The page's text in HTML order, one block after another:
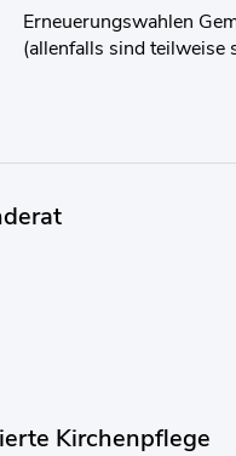
Erneuerungswahlen
(allenfalls sind teilweise
Kirchenpflege